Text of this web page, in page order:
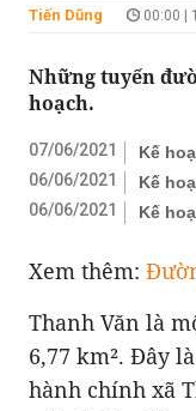
Tiến Dũng 00:00 |
Những tuyến
hoạch.
07/06/2021
Kế
06/06/2021
Kế
06/06/2021
Kế
Xem thêm:
Thanh Văn là
6,77 km². Đây
hành chính xã